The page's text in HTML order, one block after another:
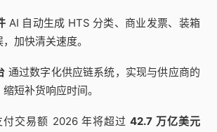
AI 自动生成 HTS 分类、商业发票、装箱
加快清关速度。
通过数字化供应链系统，实现与供应商的
短补货响应时间。
付交易额 2026 年将超过42.7 万亿美元